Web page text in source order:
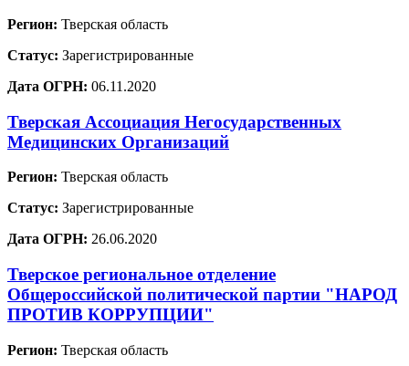
Регион: Тверская область
Статус: Зарегистрированные
Дата ОГРН: 06.11.2020
Тверская Ассоциация Негосударственных
Медицинских Организаций
Регион: Тверская область
Статус: Зарегистрированные
Дата ОГРН: 26.06.2020
Тверское региональное отделение
Общероссийской политической партии "НАРОД
ПРОТИВ КОРРУПЦИИ"
Регион: Тверская область